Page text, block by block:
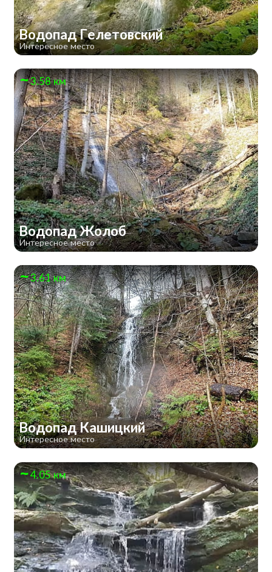
Водопад Гелетовский
Интересное место
3.58 км
Водопад Жолоб
Интересное место
3.61 км
Водопад Кашицкий
Интересное место
4.05 км